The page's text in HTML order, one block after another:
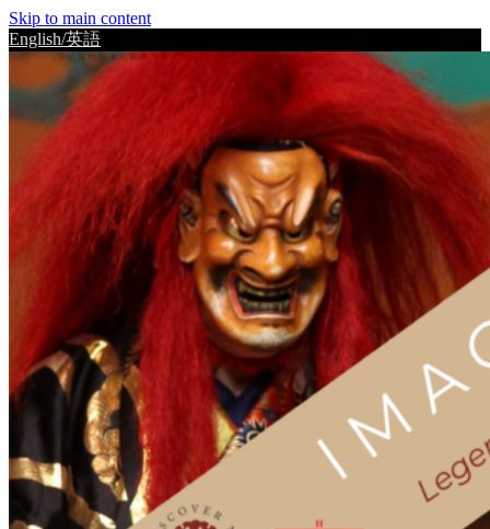
Skip to main content
English/英語